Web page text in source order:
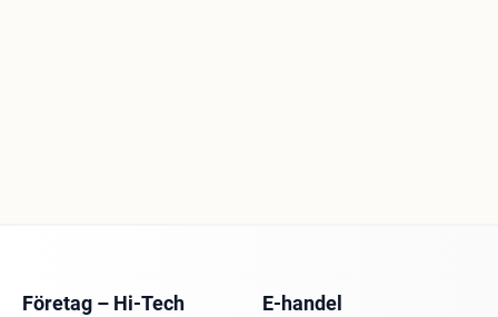
Företag – Hi-Tech E-handel